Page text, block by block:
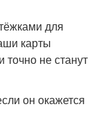
для
карты
точно не станут
он окажется